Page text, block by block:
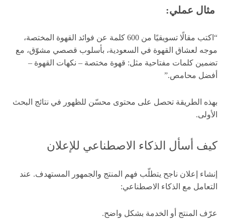
مثال عملي:
“اكتب مقالًا تسويقيًا من 600 كلمة عن فوائد القهوة المختصة،
موجه لعشاق القهوة في السعودية، بأسلوب قصصي مشوّق، مع
تضمين كلمات مفتاحية مثل: قهوة مختصة – نكهات القهوة –
أفضل محامص.”
بهذه الطريقة تحصل على محتوى محسّن للظهور في نتائج البحث
الأولى.
كيف أسأل الذكاء الاصطناعي للإعلان
إنشاء إعلان ناجح يتطلّب فهم المنتج والجمهور المستهدف. عند
التعامل مع الذكاء الاصطناعي:
عرّف المنتج أو الخدمة بشكل واضح.